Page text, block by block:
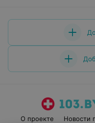
О проекте Новости